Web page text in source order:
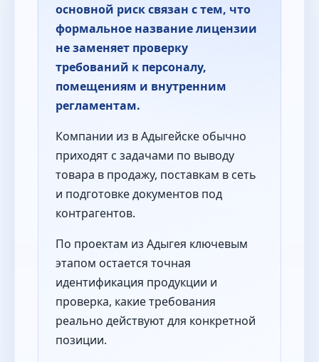
основной риск связан с тем, что
формальное название лицензии
не заменяет проверку
требований к персоналу,
помещениям и внутренним
регламентам.
Компании из в Адыгейске обычно
приходят с задачами по выводу
товара в продажу, поставкам в сеть
и подготовке документов под
контрагентов.
По проектам из Адыгея ключевым
этапом остается точная
идентификация продукции и
проверка, какие требования
реально действуют для конкретной
позиции.